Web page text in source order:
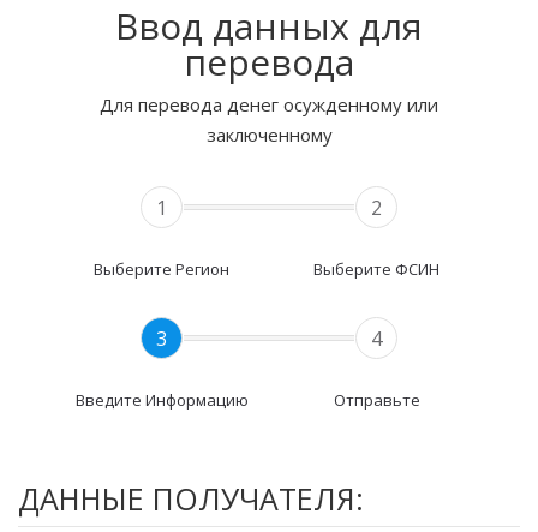
Ввод данных для
перевода
Для перевода денег осужденному или
заключенному
1
Выберите Регион
2
Выберите ФСИН
3
Введите Информацию
4
Отправьте
ДАННЫЕ ПОЛУЧАТЕЛЯ: